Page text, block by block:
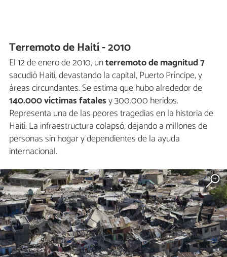
Terremoto de Haití - 2010
El 12 de enero de 2010, unterremoto de magnitud 7
sacudió Haití, devastando la capital, Puerto Príncipe, y
áreas circundantes. Se estima que hubo alrededor de
140.000 víctimas fatalesy 300.000 heridos.
Representa una de las peores tragedias en la historia de
Haití. La infraestructura colapsó, dejando a millones de
personas sin hogar y dependientes de la ayuda
internacional.